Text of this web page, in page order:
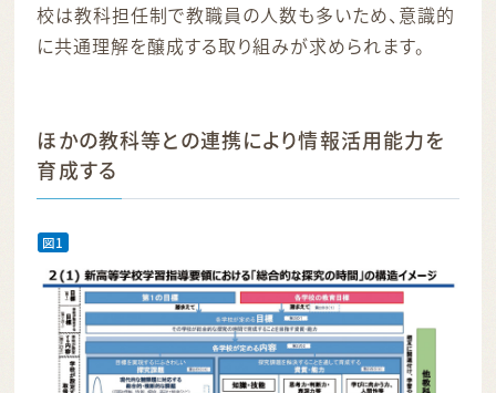
校は教科担任制で教職員の人数も多いため、意識的
に共通理解を醸成する取り組みが求められます。
ほかの教科等との連携により情報活用能力を
育成する
図1